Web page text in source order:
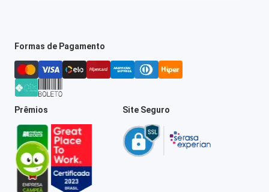
Formas de Pagamento
Prêmios Site Seguro